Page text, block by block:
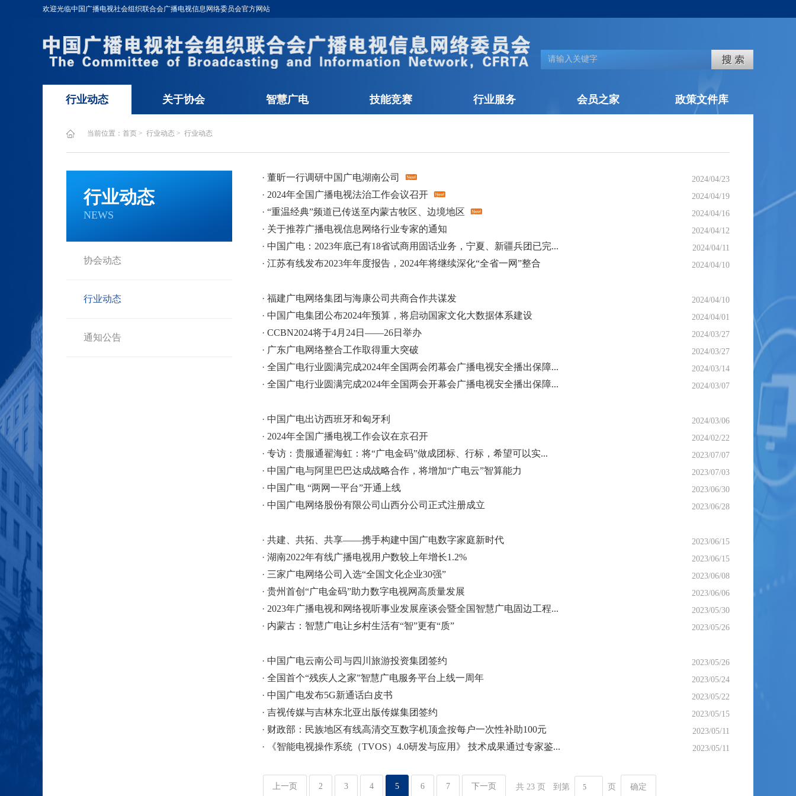
欢迎光临中国广播电视社会组织联合会广播电视信息网络委员会官方网站
行业动态 关于协会 智慧广电 技能竞赛 行业服务 会员之家 政策文件库
当前位置： 首页 行业动态 行业动态
行业动态
NEWS
协会动态
行业动态
通知公告
· 董昕一行调研中国广电湖南公司 2024/04/23
· 2024年全国广播电视法治工作会议召开 2024/04/19
· “重温经典”频道已传送至内蒙古牧区、边境地区 2024/04/16
· 关于推荐广播电视信息网络行业专家的通知 2024/04/12
· 中国广电：2023年底已有18省试商用固话业务，宁夏、新疆兵团已完... 2024/04/11
· 江苏有线发布2023年年度报告，2024年将继续深化“全省一网”整合 2024/04/10
· 福建广电网络集团与海康公司共商合作共谋发 2024/04/10
· 中国广电集团公布2024年预算，将启动国家文化大数据体系建设 2024/04/01
· CCBN2024将于4月24日——26日举办 2024/03/27
· 广东广电网络整合工作取得重大突破 2024/03/27
· 全国广电行业圆满完成2024年全国两会闭幕会广播电视安全播出保障... 2024/03/14
· 全国广电行业圆满完成2024年全国两会开幕会广播电视安全播出保障... 2024/03/07
· 中国广电出访西班牙和匈牙利 2024/03/06
· 2024年全国广播电视工作会议在京召开 2024/02/22
· 专访：贵服通翟海虹：将“广电金码”做成团标、行标，希望可以实... 2023/07/07
· 中国广电与阿里巴巴达成战略合作，将增加“广电云”智算能力 2023/07/03
· 中国广电 “两网一平台”开通上线 2023/06/30
· 中国广电网络股份有限公司山西分公司正式注册成立 2023/06/28
· 共建、共拓、共享——携手构建中国广电数字家庭新时代 2023/06/15
· 湖南2022年有线广播电视用户数较上年增长1.2% 2023/06/15
· 三家广电网络公司入选“全国文化企业30强” 2023/06/08
· 贵州首创“广电金码”助力数字电视网高质量发展 2023/06/06
· 2023年广播电视和网络视听事业发展座谈会暨全国智慧广电固边工程... 2023/05/30
· 内蒙古：智慧广电让乡村生活有“智”更有“质” 2023/05/26
· 中国广电云南公司与四川旅游投资集团签约 2023/05/26
· 全国首个“残疾人之家”智慧广电服务平台上线一周年 2023/05/24
· 中国广电发布5G新通话白皮书 2023/05/22
· 吉视传媒与吉林东北亚出版传媒集团签约 2023/05/15
· 财政部：民族地区有线高清交互数字机顶盒按每户一次性补助100元 2023/05/11
· 《智能电视操作系统（TVOS）4.0研发与应用》 技术成果通过专家鉴... 2023/05/11
上一页 2 3 4 5 6 7 下一页 共 23 页 到第 页 确定